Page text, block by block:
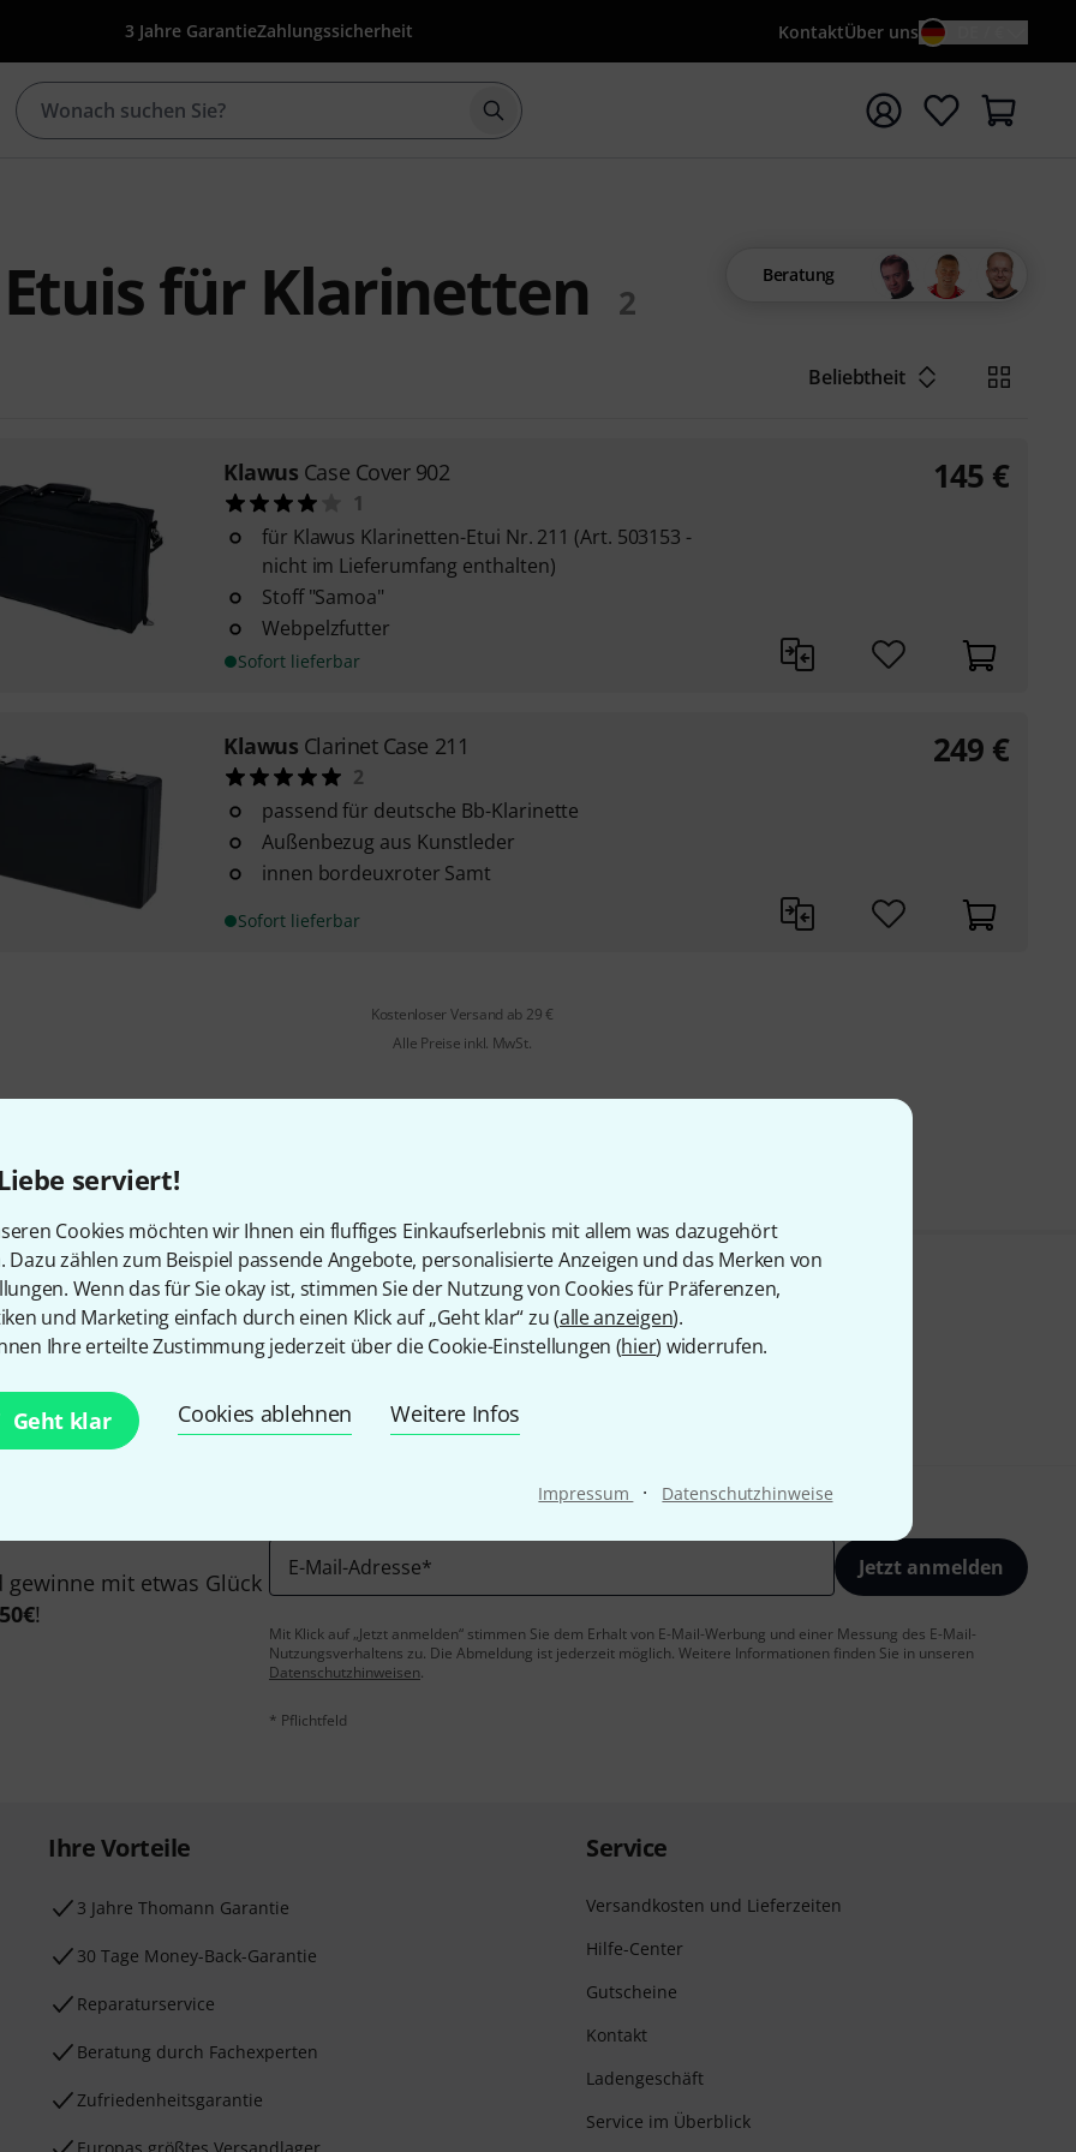
serviert!
Cookies möchten wir Ihnen ein fluffiges Einkaufserlebnis mit allem was dazugehört
Dazu zählen zum Beispiel passende Angebote, personalisierte Anzeigen und das Merken von
Wenn das für Sie okay ist, stimmen Sie der Nutzung von Cookies für Präferenzen,
und Marketing einfach durch einen Klick auf „Geht klar“ zu (alle anzeigen).
Ihre erteilte Zustimmung jederzeit über die Cookie-Einstellungen (hier) widerrufen.
Geht klar Cookies ablehnen Weitere Infos
Impressum · Datenschutzhinweise
3 Jahre GarantieZahlungssicherheit KontaktÜber uns
Suche mit Suchwort {searchTerm} starten
für Klarinetten 2
Beratung
Beliebtheit
Klawus Case Cover 902
1
für Klawus Klarinetten-Etui Nr. 211 (Art. 503153 -
nicht im Lieferumfang enthalten)
Stoff "Samoa"
Webpelzfutter
Sofort lieferbar
145 €
Klawus Clarinet Case 211
2
passend für deutsche Bb-Klarinette
Außenbezug aus Kunstleder
innen bordeuxroter Samt
Sofort lieferbar
249 €
Kostenloser Versand ab 29 €
Alle Preise inkl. MwSt.
Gefällt Ihnen, was Sie sehen?
mit etwas Glück
50€!
E-Mail-Adresse* Jetzt anmelden
Mit Klick auf „Jetzt anmelden“ stimmen Sie dem Erhalt von E-Mail-Werbung und einer Messung des E-Mail-
Nutzungsverhaltens zu. Die Abmeldung ist jederzeit möglich. Weitere Informationen finden Sie in unseren
Datenschutzhinweisen.
* Pflichtfeld
Ihre Vorteile
3 Jahre Thomann Garantie
30 Tage Money-Back-Garantie
Reparaturservice
Beratung durch Fachexperten
Zufriedenheitsgarantie
Service
Versandkosten und Lieferzeiten
Hilfe-Center
Gutscheine
Kontakt
Ladengeschäft
Service im Überblick